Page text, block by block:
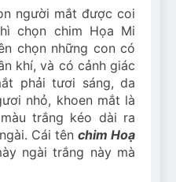
người mắt được coi
chọn chim Họa Mi
chọn những con có
khí, và có cảnh giác
phải tươi sáng, da
nhỏ, khoen mắt là
trắng kéo dài ra
Cái tên chim Hoạ
ngài trắng này mà